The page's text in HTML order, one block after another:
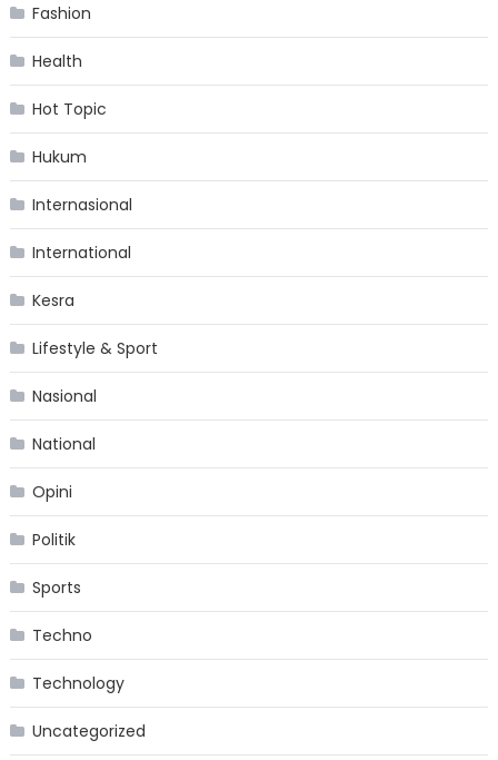
Fashion
Health
Hot Topic
Hukum
Internasional
International
Kesra
Lifestyle & Sport
Nasional
National
Opini
Politik
Sports
Techno
Technology
Uncategorized